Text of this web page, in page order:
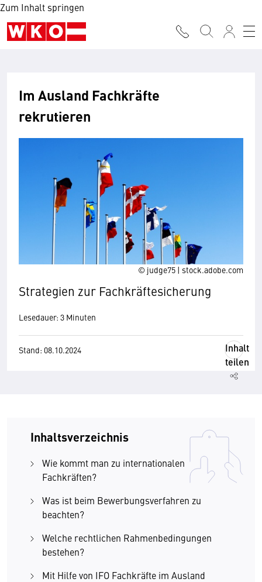
Zum Inhalt springen
© judge75 | stock.adobe.com
Im Ausland Fachkräfte
rekrutieren
Strategien zur Fachkräftesicherung
Lesedauer: 3 Minuten
Stand: 08.10.2024
Inhalt
teilen
Inhaltsverzeichnis
Wie kommt man zu internationalen
Fachkräften?
Was ist beim Bewerbungsverfahren zu
beachten?
Welche rechtlichen Rahmenbedingungen
bestehen?
Mit Hilfe von IFO Fachkräfte im Ausland